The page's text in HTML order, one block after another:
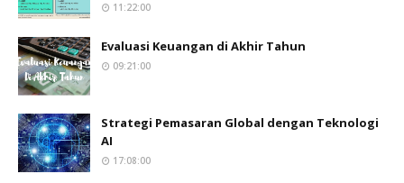
11:22:00
Evaluasi Keuangan di Akhir Tahun
09:21:00
Strategi Pemasaran Global dengan Teknologi
AI
17:08:00